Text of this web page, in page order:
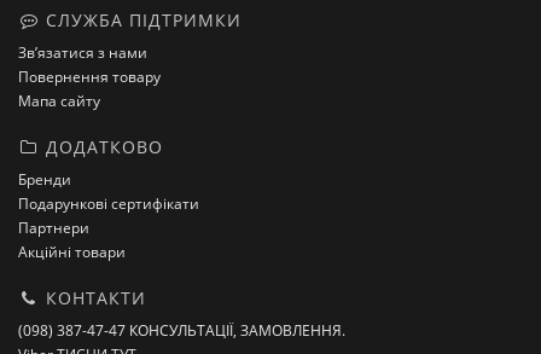
СЛУЖБА ПІДТРИМКИ
Зв’язатися з нами
Повернення товару
Мапа сайту
ДОДАТКОВО
Бренди
Подарункові сертифікати
Партнери
Акційні товари
КОНТАКТИ
(098) 387-47-47 КОНСУЛЬТАЦІЇ, ЗАМОВЛЕННЯ.